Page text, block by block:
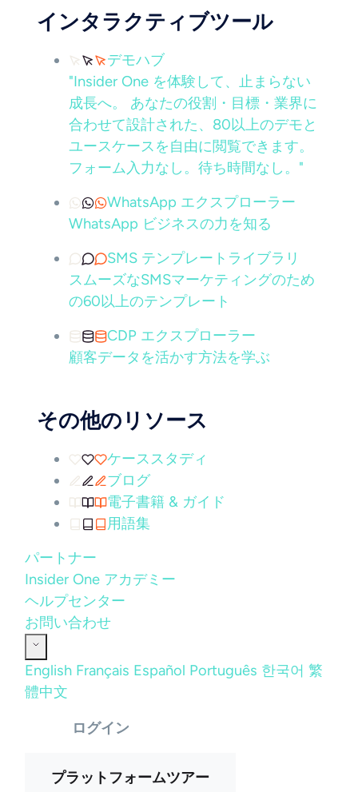
インタラクティブツール
デモハブ
"Insider One を体験して、止まらない
成長へ。 あなたの役割・目標・業界に
合わせて設計された、80以上のデモと
ユースケースを自由に閲覧できます。
フォーム入力なし。待ち時間なし。"
WhatsApp エクスプローラー
WhatsApp ビジネスの力を知る
SMS テンプレートライブラリ
スムーズなSMSマーケティングのため
の60以上のテンプレート
CDP エクスプローラー
顧客データを活かす方法を学ぶ
その他のリソース
ケーススタディ
ブログ
電子書籍 & ガイド
用語集
パートナー
Insider One アカデミー
ヘルプセンター
お問い合わせ
English Français Español Português 한국어 繁
體中文
ログイン
プラットフォームツアー